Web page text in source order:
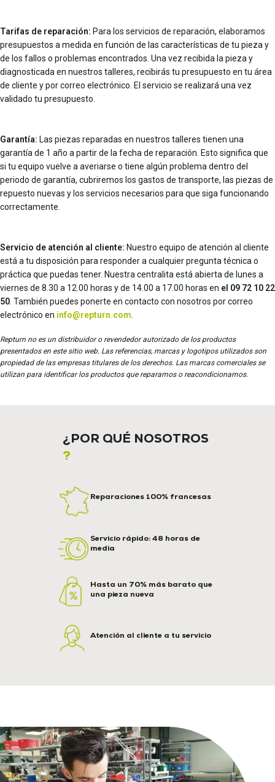
Tarifas de reparación: Para los servicios de reparación, elaboramos
presupuestos a medida en función de las características de tu pieza y
de los fallos o problemas encontrados. Una vez recibida la pieza y
diagnosticada en nuestros talleres, recibirás tu presupuesto en tu área
de cliente y por correo electrónico. El servicio se realizará una vez
validado tu presupuesto.
Garantía: Las piezas reparadas en nuestros talleres tienen una
garantía de 1 año a partir de la fecha de reparación. Esto significa que
si tu equipo vuelve a averiarse o tiene algún problema dentro del
periodo de garantía, cubriremos los gastos de transporte, las piezas de
repuesto nuevas y los servicios necesarios para que siga funcionando
correctamente.
Servicio de atención al cliente: Nuestro equipo de atención al cliente
está a tu disposición para responder a cualquier pregunta técnica o
práctica que puedas tener. Nuestra centralita está abierta de lunes a
viernes de 8.30 a 12.00 horas y de 14.00 a 17.00 horas en el 09 72 10 22
50 . También puedes ponerte en contacto con nosotros por correo
electrónico en info@repturn.com
Repturn no es un distribuidor o revendedor autorizado de los productos
presentados en este sitio web. Las referencias, marcas y logotipos utilizados son
propiedad de las empresas titulares de los derechos. Las marcas comerciales se
utilizan para identificar los productos que reparamos o reacondicionamos.
¿POR QUÉ NOSOTROS
?
Reparaciones 100% francesas
Servicio rápido: 48 horas de
media
Hasta un 70% más barato que
una pieza nueva
Atención al cliente a tu servicio